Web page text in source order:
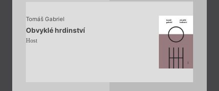
Tomáš Gabriel
Obvyklé hrdinství
Host